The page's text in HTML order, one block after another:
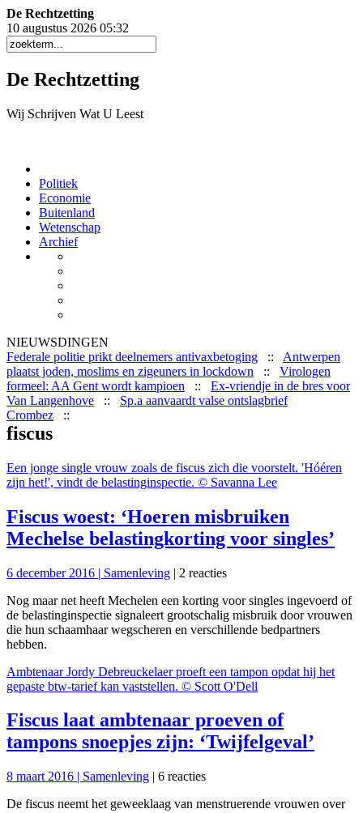
De Rechtzetting
10 augustus 2026 05:32
De Rechtzetting
Wij Schrijven Wat U Leest
Politiek
Economie
Buitenland
Wetenschap
Archief
NIEUWSDINGEN
Federale politie prikt deelnemers antivaxbetoging :: Antwerpen
plaatst joden, moslims en zigeuners in lockdown :: Virologen
formeel: AA Gent wordt kampioen :: Ex-vriendje in de bres voor
Van Langenhove :: Sp.a aanvaardt valse ontslagbrief
Crombez ::
fiscus
Een jonge single vrouw zoals de fiscus zich die voorstelt. 'Hóéren
zijn het!', vindt de belastinginspectie. © Savanna Lee
Fiscus woest: ‘Hoeren misbruiken
Mechelse belastingkorting voor singles’
6 december 2016 | Samenleving | 2 reacties
Nog maar net heeft Mechelen een korting voor singles ingevoerd of
de belastinginspectie signaleert grootschalig misbruik door vrouwen
die hun schaamhaar wegscheren en verschillende bedpartners
hebben.
Ambtenaar Jordy Debreuckelaer proeft een tampon opdat hij het
gepaste btw-tarief kan vaststellen. © Scott O'Dell
Fiscus laat ambtenaar proeven of
tampons snoepjes zijn: ‘Twijfelgeval’
8 maart 2016 | Samenleving | 6 reacties
De fiscus neemt het geweeklaag van menstruerende vrouwen over